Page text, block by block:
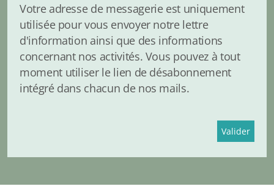
Votre adresse de messagerie est uniquement
utilisée pour vous envoyer notre lettre
d'information ainsi que des informations
concernant nos activités. Vous pouvez à tout
moment utiliser le lien de désabonnement
intégré dans chacun de nos mails.